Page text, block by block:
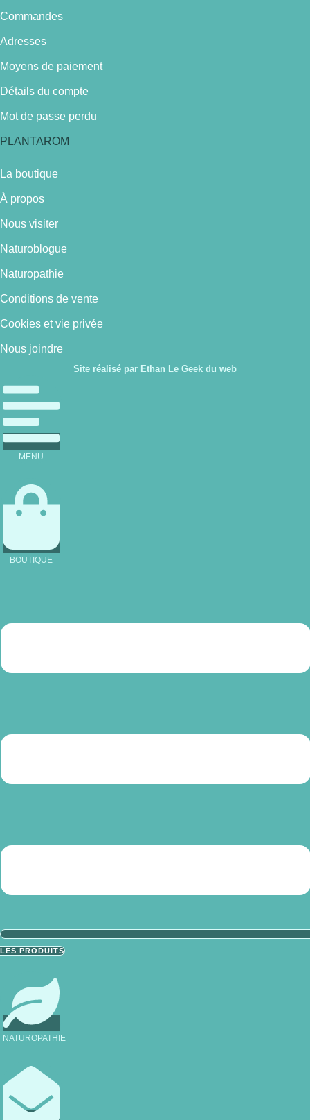
Commandes
Adresses
Moyens de paiement
Détails du compte
Mot de passe perdu
PLANTAROM
La boutique
À propos
Nous visiter
Naturoblogue
Naturopathie
Conditions de vente
Cookies et vie privée
Nous joindre
Site réalisé par Ethan Le Geek du web
MENU
BOUTIQUE
LES PRODUITS
NATUROPATHIE